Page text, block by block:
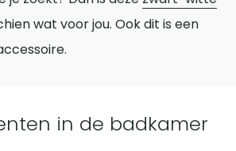
wat voor jou. Ook dit is een
in de badkamer